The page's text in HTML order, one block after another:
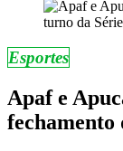
Esportes
Apaf e
fechamento